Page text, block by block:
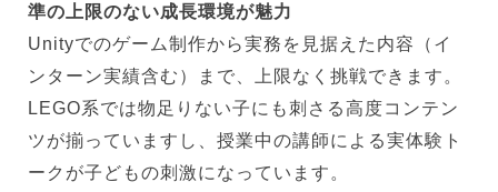
準の上限のない成長環境が魅力
Unityでのゲーム制作から実務を見据えた内容（イ
ンターン実績含む）まで、上限なく挑戦できます。
LEGO系では物足りない子にも刺さる高度コンテン
ツが揃っていますし、授業中の講師による実体験ト
ークが子どもの刺激になっています。